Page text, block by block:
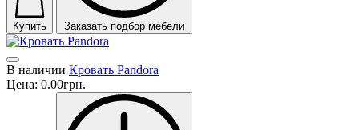
Купить Заказать подбор мебели
В наличии Кровать Pandora
Цена: 0.00грн.